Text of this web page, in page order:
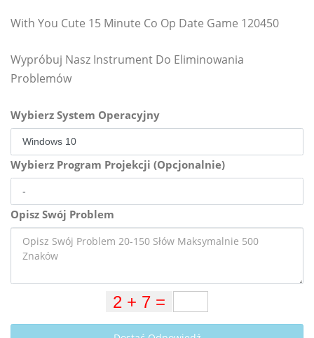
With You Cute 15 Minute Co Op Date Game 120450
Wypróbuj Nasz Instrument Do Eliminowania
Problemów
Wybierz System Operacyjny
Wybierz Program Projekcji (Opcjonalnie)
Opisz Swój Problem